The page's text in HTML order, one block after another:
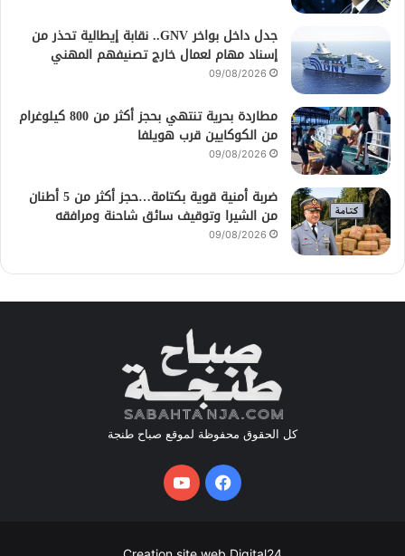
جدل داخل بواخر GNV.. نقابة إيطالية تحذر من
إسناد مهام لعمال خارج تصنيفهم المهني
09/08/2026
مطاردة بحرية تنتهي بحجز أكثر من 800 كيلوغرام
من الكوكايين قرب هويلفا
09/08/2026
ضربة أمنية قوية بكتامة…حجز أكثر من 5 أطنان
من الشيرا وتوقيف سائق شاحنة ومرافقه
09/08/2026
كل الحقوق محفوظة لموقع صباح طنجة
فيسبوكيوتيوب